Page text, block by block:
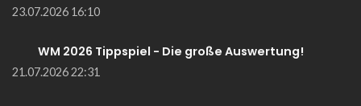
23.07.2026 16:10
WM 2026 Tippspiel - Die große Auswertung!
21.07.2026 22:31